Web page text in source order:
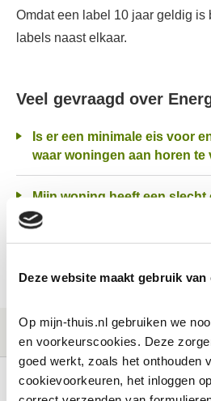
Deze website maakt gebruik van
Op mijn-thuis.nl gebruiken we
en voorkeurscookies. Deze
goed werkt, zoals het onthouden
cookievoorkeuren, het inloggen op
Omdat een label 10 jaar geldig is
labels naast elkaar.
Veel gevraagd over
waar woningen aan horen te
Mijn woning heeft een slecht energielabel.
Wanneer wordt mijn woning